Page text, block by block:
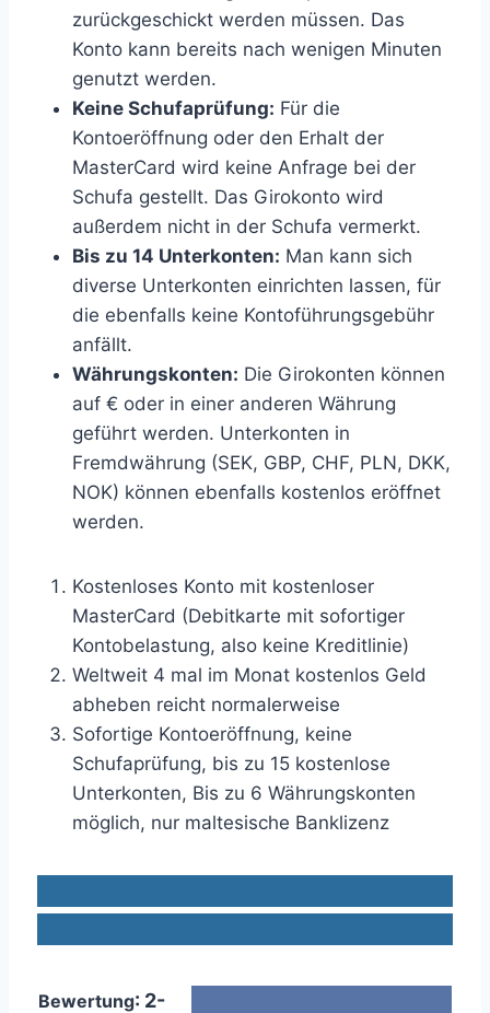
zurückgeschickt werden müssen. Das
Konto kann bereits nach wenigen Minuten
genutzt werden.
Keine Schufaprüfung: Für die
Kontoeröffnung oder den Erhalt der
MasterCard wird keine Anfrage bei der
Schufa gestellt. Das Girokonto wird
außerdem nicht in der Schufa vermerkt.
Bis zu 14 Unterkonten: Man kann sich
diverse Unterkonten einrichten lassen, für
die ebenfalls keine Kontoführungsgebühr
anfällt.
Währungskonten: Die Girokonten können
auf € oder in einer anderen Währung
geführt werden. Unterkonten in
Fremdwährung (SEK, GBP, CHF, PLN, DKK,
NOK) können ebenfalls kostenlos eröffnet
werden.
Kostenloses Konto mit kostenloser
MasterCard (Debitkarte mit sofortiger
Kontobelastung, also keine Kreditlinie)
Weltweit 4 mal im Monat kostenlos Geld
abheben reicht normalerweise
Sofortige Kontoeröffnung, keine
Schufaprüfung, bis zu 15 kostenlose
Unterkonten, Bis zu 6 Währungskonten
möglich, nur maltesische Banklizenz
Bewertung: 2-